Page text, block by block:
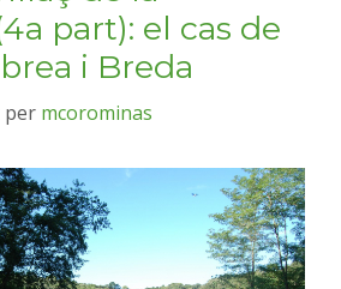
part): el cas de
i Breda
per mcorominas